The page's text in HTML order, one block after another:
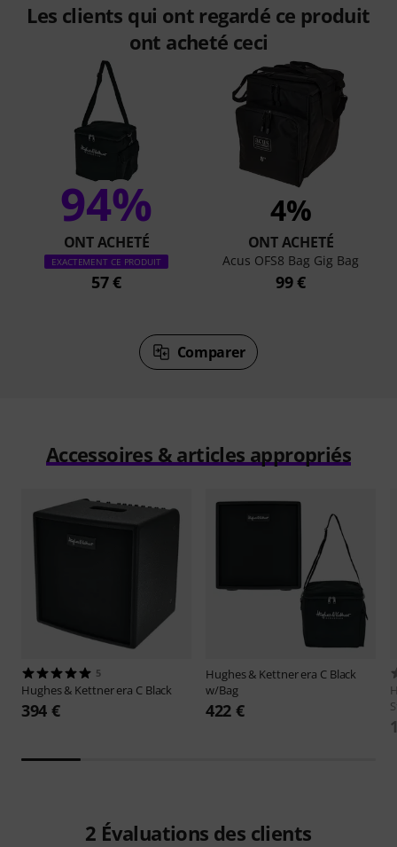
Les clients qui ont regardé ce produit
ont acheté ceci
94%
ONT ACHETÉ
EXACTEMENT CE PRODUIT
57 €
4%
ONT ACHETÉ
Acus OFS8 Bag Gig Bag
99 €
Comparer
Accessoires & articles appropriés
5
Hughes & Kettnerera C Black
394 €
Hughes & Kettnerera C Black
w/Bag
422 €
2 Évaluations des clients